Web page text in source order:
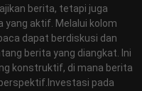
berita, tetapi juga
aktif. Melalui kolom
dapat berdiskusi dan
berita yang diangkat. Ini
konstruktif, di mana berita
pada